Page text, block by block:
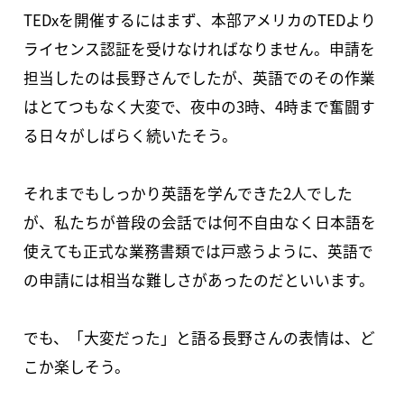
TEDxを開催するにはまず、本部アメリカのTEDより
ライセンス認証を受けなければなりません。申請を
担当したのは長野さんでしたが、英語でのその作業
はとてつもなく大変で、夜中の3時、4時まで奮闘す
る日々がしばらく続いたそう。
それまでもしっかり英語を学んできた2人でした
が、私たちが普段の会話では何不自由なく日本語を
使えても正式な業務書類では戸惑うように、英語で
の申請には相当な難しさがあったのだといいます。
でも、「大変だった」と語る長野さんの表情は、ど
こか楽しそう。